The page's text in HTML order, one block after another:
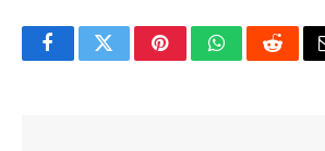
FacebookTwitterPinterestWhatsAppReddit